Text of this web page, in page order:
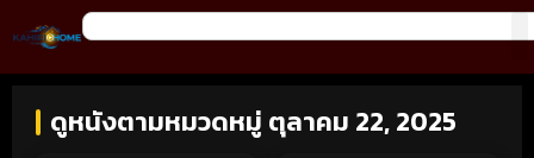
ดูหนังตามหมวดหมู่ ตุลาคม 22, 2025